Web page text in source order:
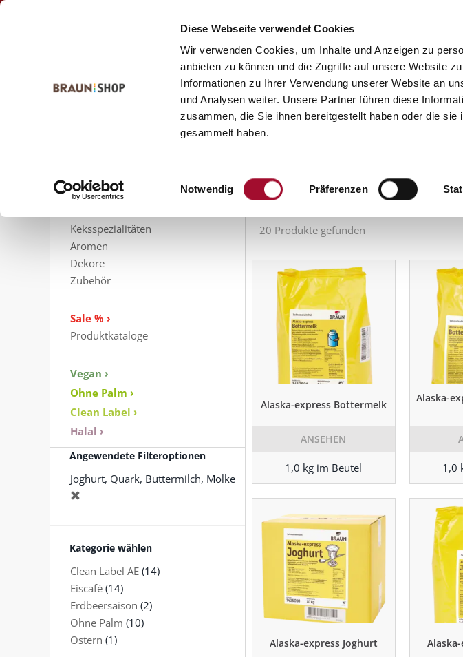
Diese Webseite verwendet Cookies
Wir verwenden Cookies, um Inhalte und Anzeigen zu
anbieten zu können und die Zugriffe auf unsere Website
Informationen zu Ihrer Verwendung unserer Website an
und Analysen weiter. Unsere Partner führen diese
zusammen, die Sie ihnen bereitgestellt haben oder die
gesammelt haben.
Einwilligungsauswahl
Notwendig Präferenzen
Zum
Zum
Startseite alle Produkte
Sahnestandmittel
Gelier- und Bindemittel
Keksspezialitäten
Aromen
Dekore
Zubehör
Sale % ›
Produktkataloge
Vegan ›
Ohne Palm ›
Clean Label ›
Halal ›
Angewendete Filteroptionen
Joghurt, Quark, Buttermilch, Molke
Kategorie wählen
Clean Label AE (14)
Eiscafé (14)
Erdbeersaison (2)
Ohne Palm (10)
Ostern (1)
alle Produkte
20 Produkte gefunden
Alaska-express Bottermelk
ANSEHEN
1,0 kg im Beutel
Alaska-
1,0
Alaska-express Joghurt